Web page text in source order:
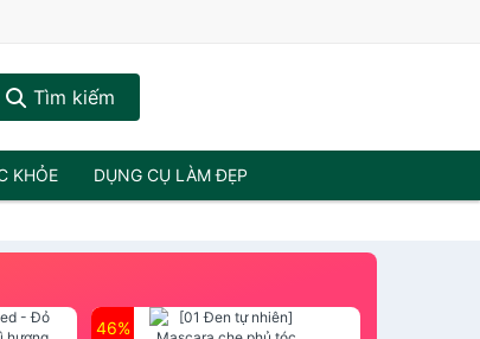
Tìm kiếm
KHỎE DỤNG CỤ LÀM ĐẸP
46%